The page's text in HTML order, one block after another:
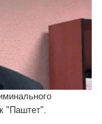
"Паштет".